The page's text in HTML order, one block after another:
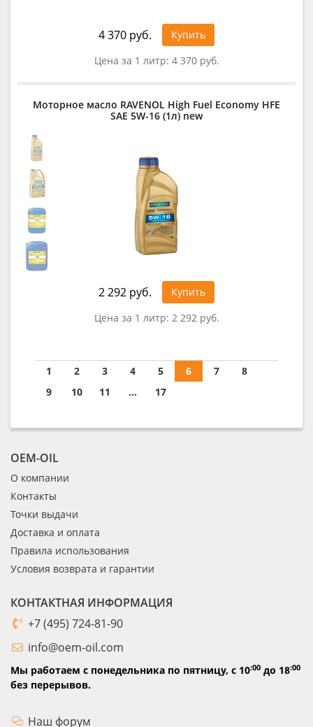
4 370 руб.
Купить
Цена за 1 литр: 4 370 руб.
Моторное масло RAVENOL High Fuel Economy HFE
SAE 5W-16 (1л) new
2 292 руб.
Купить
Цена за 1 литр: 2 292 руб.
1 2 3 4 5 6 7
8
9
10 11 ... 17
OEM-OIL
О компании
Контакты
Точки выдачи
Доставка и оплата
Правила использования
Условия возврата и гарантии
КОНТАКТНАЯ ИНФОРМАЦИЯ
+7 (495) 724-81-90
info@oem-oil.com
Мы работаем с понедельника по пятницу, с 10:00 до 18:00
без перерывов.
Наш форум